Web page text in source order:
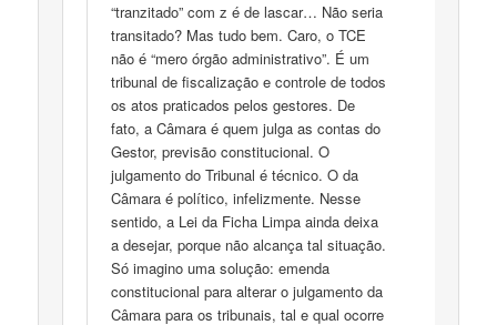
“tranzitado” com z é de lascar… Não seria
transitado? Mas tudo bem. Caro, o TCE
não é “mero órgão administrativo”. É um
tribunal de fiscalização e controle de todos
os atos praticados pelos gestores. De
fato, a Câmara é quem julga as contas do
Gestor, previsão constitucional. O
julgamento do Tribunal é técnico. O da
Câmara é político, infelizmente. Nesse
sentido, a Lei da Ficha Limpa ainda deixa
a desejar, porque não alcança tal situação.
Só imagino uma solução: emenda
constitucional para alterar o julgamento da
Câmara para os tribunais, tal e qual ocorre